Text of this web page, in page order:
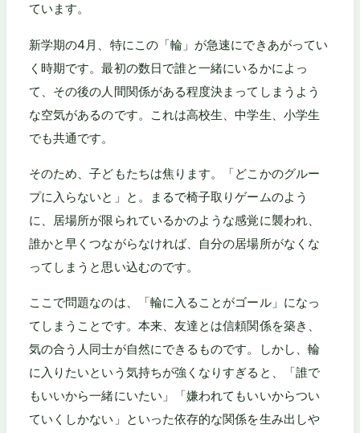
ています。
新学期の4月、特にこの「輪」が急速にできあがってい
く時期です。最初の数日で誰と一緒にいるかによっ
て、その後の人間関係がある程度決まってしまうよう
な空気があるのです。これは高校生、中学生、小学生
でも共通です。
そのため、子どもたちは焦ります。「どこかのグルー
プに入らないと」と。まるで椅子取りゲームのよう
に、居場所が限られているかのような感覚に襲われ、
誰かと早くつながらなければ、自分の居場所がなくな
ってしまうと思い込むのです。
ここで問題なのは、「輪に入ることがゴール」になっ
てしまうことです。本来、友達とは信頼関係を築き、
気の合う人同士が自然にできるものです。しかし、輪
に入りたいという気持ちが強くなりすぎると、「誰で
もいいから一緒にいたい」「嫌われてもいいからつい
ていくしかない」といった依存的な関係を生み出しや